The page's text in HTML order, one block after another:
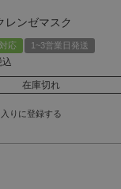
レンゼマスク
応 1~3営業日発送
込
在庫切れ
りに登録する